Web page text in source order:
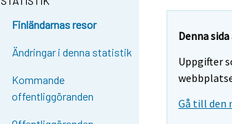
Finländarnas resor
Ändringar i denna statistik
Kommande
offentliggöranden
Denna
Uppgifter
Gå till den